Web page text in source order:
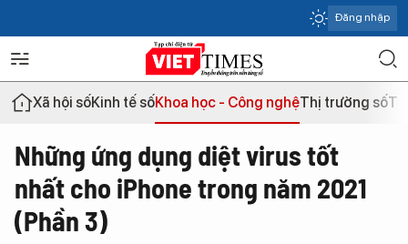
Đăng nhập
Xã hội sốKinh tế sốKhoa học - Công nghệThị trường số
Những ứng dụng diệt virus tốt
nhất cho iPhone trong năm 2021
(Phần 3)